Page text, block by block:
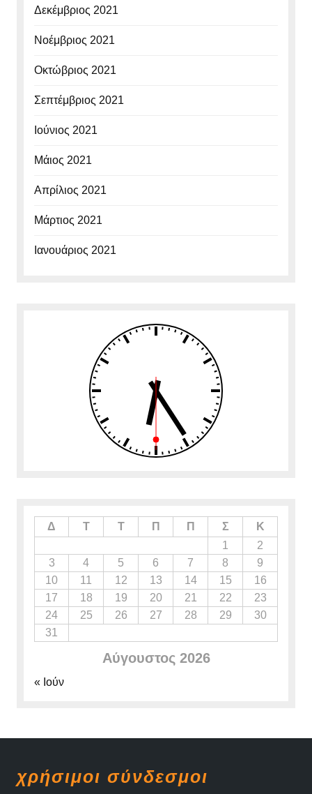
Δεκέμβριος 2021
Νοέμβριος 2021
Οκτώβριος 2021
Σεπτέμβριος 2021
Ιούνιος 2021
Μάιος 2021
Απρίλιος 2021
Μάρτιος 2021
Ιανουάριος 2021
Αύγουστος 2026
Δ Τ Τ Π Π Σ
Κ
1
2
3
4 5 6 7 8
9
10
11 12 13 14 15
16
17
18 19 20 21 22
23
24
25 26 27 28 29
30
31
« Ιούν
χρήσιμοι σύνδεσμοι